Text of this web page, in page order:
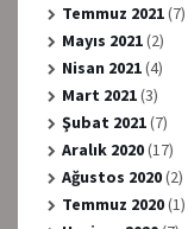
Temmuz 2021(7)
Mayıs 2021(2)
Nisan 2021(4)
Mart 2021(3)
Şubat 2021(7)
Aralık 2020(17)
Ağustos 2020(2)
Temmuz 2020(1)